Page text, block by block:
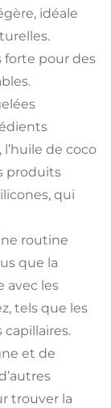
idéale
forte pour des
l’huile de coco
produits
qui
routine
que la
avec les
tels que les
et de
trouver la